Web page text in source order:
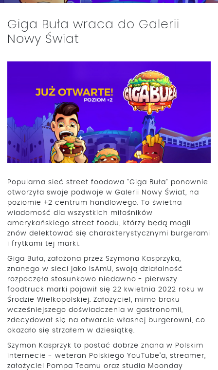
Giga Buła wraca do Galerii
Nowy Świat
Popularna sieć street foodowa "Giga Buła" ponownie
otworzyła swoje podwoje w Galerii Nowy Świat, na
poziomie +2 centrum handlowego. To świetna
wiadomość dla wszystkich miłośników
amerykańskiego street foodu, którzy będą mogli
znów delektować się charakterystycznymi burgerami
i frytkami tej marki.
Giga Buła, założona przez Szymona Kasprzyka,
znanego w sieci jako IsAmU, swoją działalność
rozpoczęła stosunkowo niedawno - pierwszy
foodtruck marki pojawił się 22 kwietnia 2022 roku w
Środzie Wielkopolskiej. Założyciel, mimo braku
wcześniejszego doświadczenia w gastronomii,
zdecydował się na otwarcie własnej burgerowni, co
okazało się strzałem w dziesiątkę.
Szymon Kasprzyk to postać dobrze znana w Polskim
internecie - weteran Polskiego YouTube'a, streamer,
założyciel Pompa Teamu oraz studia Moonday